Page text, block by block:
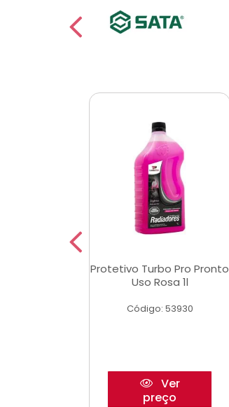
Protetivo Turbo Pro Pronto
Uso Rosa 1l
Código: 53930
Ver
preço